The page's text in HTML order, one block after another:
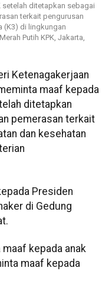
setelah ditetapkan sebagai
terkait pengurusan
(K3) di lingkungan
Putih KPK, Jakarta,
Ketenagakerjaan
maaf kepada
ditetapkan
pemerasan terkait
dan kesehatan
Presiden
di Gedung
kepada anak
maaf kepada